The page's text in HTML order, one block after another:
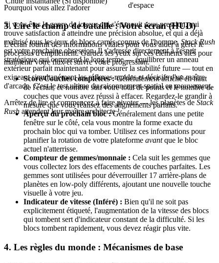
Pourquoi vous allez l'adorer
Si vous êtes le genre de joueur qui s'épanouit sous pression, qui
trouve satisfaction à atteindre une précision absolue, et qui a déjà
maîtrisé tous les jeux de blocs carrés connus de l'homme, Stack Rush
est votre prochaine obsession. Il s'adresse directement à l'esprit
stratégique qui comprend le long terme — équilibrer un anneau
extérieur parfait maintenant pour assurer la stabilité future — tout en
exigeant simultanément les réflexes rapides et décisifs d'un maître
d'arcade. C'est le test ultime du raisonnement spatial en mouvement.
Arrêtez de lire et commencez à faire pivoter — les planètes de Stack
Rush attendent leur maître architecte !
d'espace
3. Lire le champ de bataille : Votre écran (HUD)
L'écran fournit des informations vitales pour vous aider à gérer le
processus d'empilement. Gardez les yeux sur ces éléments clés pour
maintenir votre flux et suivre votre progression.
Score/Couches complétées :Généralement affiché en haut
de l'écran, ce nombre suit votre total de points et le nombre de
couches que vous avez réussi à effacer. Regardez-le grandir à
mesure que vous réalisez des alignements parfaits.
Aperçu du prochain bloc :Généralement dans une petite
fenêtre sur le côté, cela vous montre la forme exacte du
prochain bloc qui va tomber. Utilisez ces informations pour
planifier la rotation de votre plateforme avantque le bloc
actuel n'atterrisse.
Compteur de gemmes/monnaie : Cela suit les gemmes que
vous collectez lors des effacements de couches parfaites. Les
gemmes sont utilisées pour déverrouiller 17 arrière-plans de
planètes en low-poly différents, ajoutant une nouvelle touche
visuelle à votre jeu.
Indicateur de vitesse (Inféré) : Bien qu'il ne soit pas
explicitement étiqueté, l'augmentation de la vitesse des blocs
qui tombent sert d'indicateur constant de la difficulté. Si les
blocs tombent rapidement, vous devez réagir plus vite.
4. Les règles du monde : Mécanismes de base